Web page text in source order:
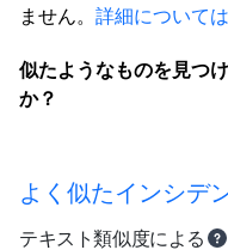
ません。 詳細について
似たようなものを見つ
か？
よく似たインシデ
テキスト類似度による